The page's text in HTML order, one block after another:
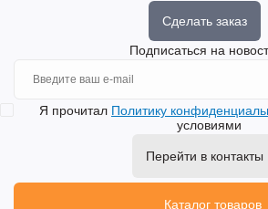
Сделать заказ
Подписаться на
Я прочитал Политику
условиями
Перейти в контакты
Каталог товаров